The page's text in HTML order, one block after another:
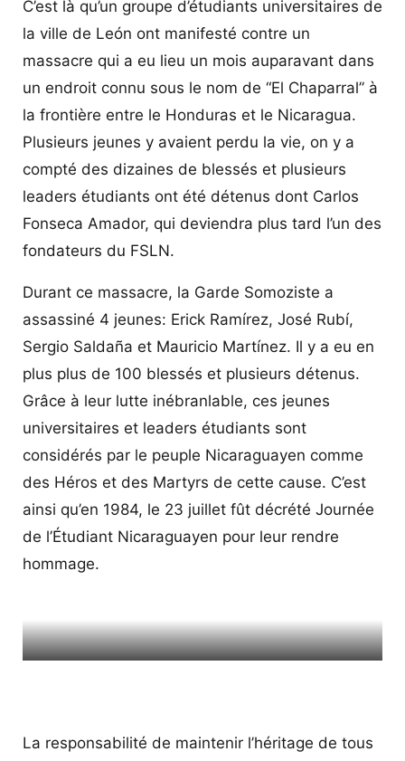
C’est là qu’un groupe d’étudiants universitaires de
la ville de León ont manifesté contre un
massacre qui a eu lieu un mois auparavant dans
un endroit connu sous le nom de “El Chaparral” à
la frontière entre le Honduras et le Nicaragua.
Plusieurs jeunes y avaient perdu la vie, on y a
compté des dizaines de blessés et plusieurs
leaders étudiants ont été détenus dont Carlos
Fonseca Amador, qui deviendra plus tard l’un des
fondateurs du FSLN.
Durant ce massacre, la Garde Somoziste a
assassiné 4 jeunes: Erick Ramírez, José Rubí,
Sergio Saldaña et Mauricio Martínez. Il y a eu en
plus plus de 100 blessés et plusieurs détenus.
Grâce à leur lutte inébranlable, ces jeunes
universitaires et leaders étudiants sont
considérés par le peuple Nicaraguayen comme
des Héros et des Martyrs de cette cause. C’est
ainsi qu’en 1984, le 23 juillet fût décrété Journée
de l’Étudiant Nicaraguayen pour leur rendre
hommage.
La responsabilité de maintenir l’héritage de tous